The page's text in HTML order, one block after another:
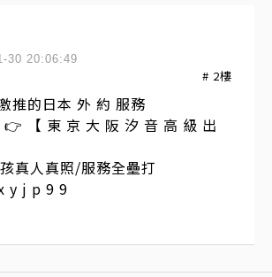
30 20:06:49
# 2樓
推的日本 外 約 服務
【 東 京 大 阪 汐 音 高 級 出
真人真照/服務全壘打
y j p 9 9